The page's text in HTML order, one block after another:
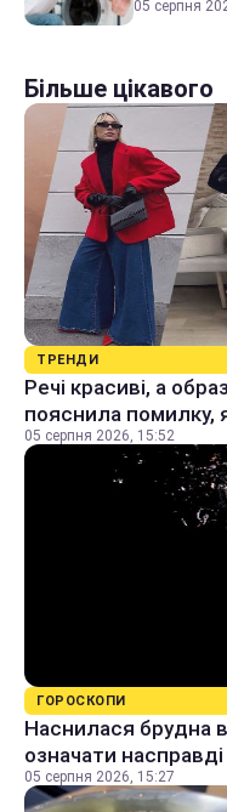
05 серпня
Більше цікавого
ТРЕНДИ
Речі красиві, а
пояснила помилку,
05 серпня 2026, 15:52
ГОРОСКОПИ
Наснилася брудна
означати насправді
05 серпня 2026, 15:27